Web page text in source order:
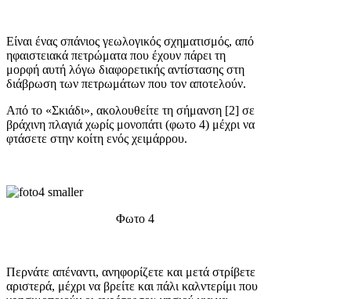
Είναι ένας σπάνιος γεωλογικός σχηματισμός, από
ηφαιστειακά πετρώματα που έχουν πάρει τη
μορφή αυτή λόγω διαφορετικής αντίστασης στη
διάβρωση των πετρωμάτων που τον αποτελούν.
Από το «Σκιάδι», ακολουθείτε τη σήμανση [2] σε
βράχινη πλαγιά χωρίς μονοπάτι (φωτο 4) μέχρι να
φτάσετε στην κοίτη ενός χειμάρρου.
Φωτο 4
Περνάτε απέναντι, ανηφορίζετε και μετά στρίβετε
αριστερά, μέχρι να βρείτε και πάλι καλντερίμι που